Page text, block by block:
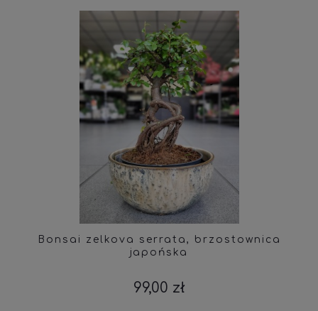
Bonsai zelkova serrata, brzostownica
japońska
99,00 zł